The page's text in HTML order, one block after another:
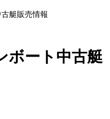
艇販売情報
ボート中古艇